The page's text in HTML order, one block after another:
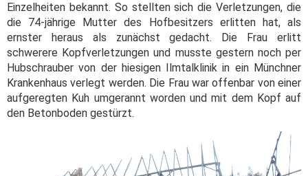
Einzelheiten bekannt. So stellten sich die Verletzungen, die
die 74-jährige Mutter des Hofbesitzers erlitten hat, als
ernster heraus als zunächst gedacht. Die Frau erlitt
schwerere Kopfverletzungen und musste gestern noch per
Hubschrauber von der hiesigen Ilmtalklinik in ein Münchner
Krankenhaus verlegt werden. Die Frau war offenbar von einer
aufgeregten Kuh umgerannt worden und mit dem Kopf auf
den Betonboden gestürzt.